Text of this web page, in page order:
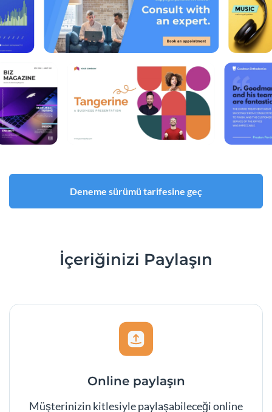
Deneme sürümü tarifesine geç
İçeriğinizi Paylaşın
Online paylaşın
Müşterinizin kitlesiyle paylaşabileceği online